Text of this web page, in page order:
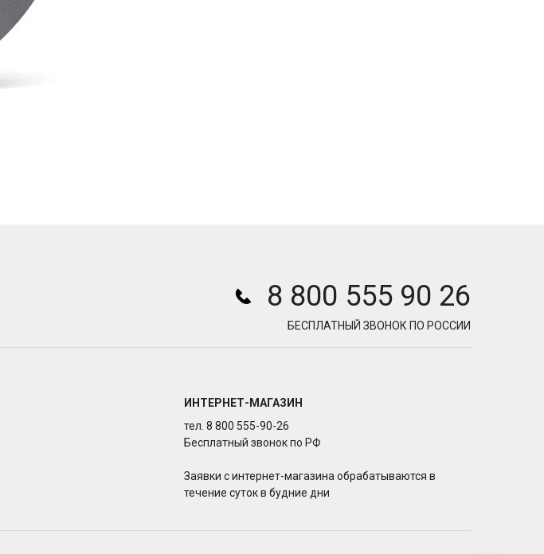
8 800 555 90 26
БЕСПЛАТНЫЙ ЗВОНОК ПО РОССИИ
ИНТЕРНЕТ-МАГАЗИН
тел. 8 800 555-90-26
Бесплатный звонок по РФ
Заявки с интернет-магазина обрабатываются в
течение суток в будние дни